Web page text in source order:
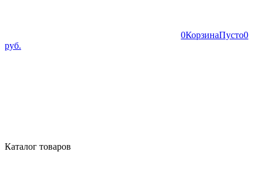
0КорзинаПусто0
руб.
Каталог товаров